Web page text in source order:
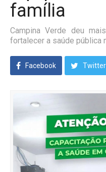
família
Campina Verde deu
fortalecer a saúde pública
Facebook Twitter